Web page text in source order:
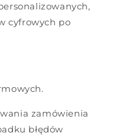
cyfrowych po
zamówienia
błędów